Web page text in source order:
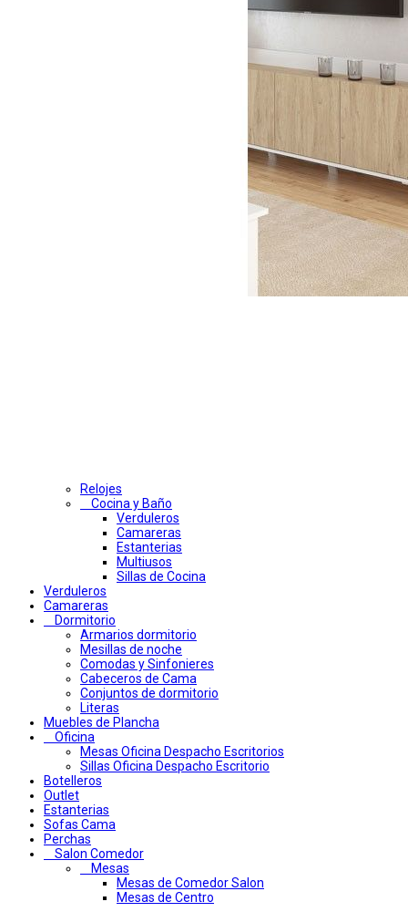
Relojes
Cocina y Baño
Verduleros
Camareras
Estanterias
Multiusos
Sillas de Cocina
Verduleros
Camareras
Dormitorio
Armarios dormitorio
Mesillas de noche
Comodas y Sinfonieres
Cabeceros de Cama
Conjuntos de dormitorio
Literas
Muebles de Plancha
Oficina
Mesas Oficina Despacho Escritorios
Sillas Oficina Despacho Escritorio
Botelleros
Outlet
Estanterias
Sofas Cama
Perchas
Salon Comedor
Mesas
Mesas de Comedor Salon
Mesas de Centro